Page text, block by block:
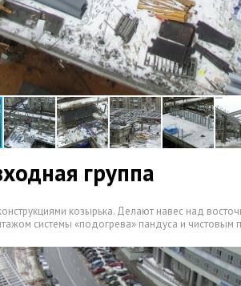
группа
козырька. Делают навес над
системы «подогрева» пандуса и чистовым